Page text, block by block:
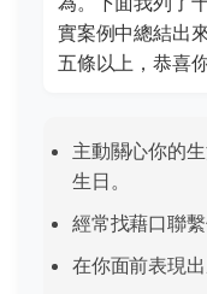
實案例中總結出
五條以上，恭喜
主動關心你的
生日。
經常找藉口聯
在你面前表現